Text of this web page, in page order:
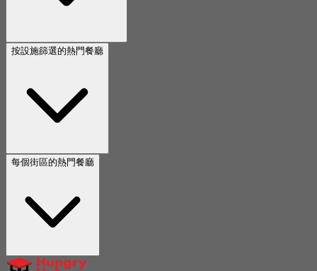
按設施篩選的熱門餐廳
每個街區的熱門餐廳